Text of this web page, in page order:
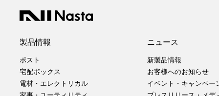
製品情報
ポスト
宅配ボックス
電材・エレクトリカル
ニュース
新製品情報
お客様へのお知らせ
イベント・キャンペー